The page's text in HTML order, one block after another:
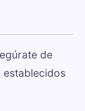
de
establecidos